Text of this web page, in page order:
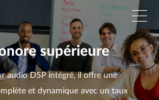
supérieure
audio DSP intégré, il offre une
et dynamique avec un taux